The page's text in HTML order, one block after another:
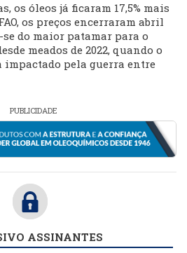
os óleos já ficaram 17,5% mais
os preços encerraram abril
se do maior patamar para o
meados de 2022, quando o
impactado pela guerra entre
PUBLICIDADE
ASSINANTES